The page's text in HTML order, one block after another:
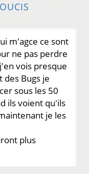
m'agce ce sont
ne pas perdre
vois presque
des Bugs je
sous les 50
ils voient qu'ils
je les
plus